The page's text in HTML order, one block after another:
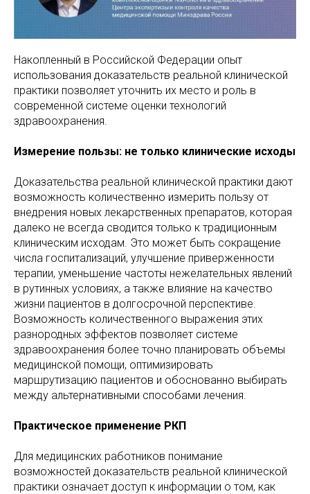
Накопленный в Российской Федерации опыт
использования доказательств реальной клинической
практики позволяет уточнить их место и роль в
современной системе оценки технологий
здравоохранения.
Измерение пользы: не только клинические исходы
Доказательства реальной клинической практики дают
возможность количественно измерить пользу от
внедрения новых лекарственных препаратов, которая
далеко не всегда сводится только к традиционным
клиническим исходам. Это может быть сокращение
числа госпитализаций, улучшение приверженности
терапии, уменьшение частоты нежелательных явлений
в рутинных условиях, а также влияние на качество
жизни пациентов в долгосрочной перспективе.
Возможность количественного выражения этих
разнородных эффектов позволяет системе
здравоохранения более точно планировать объемы
медицинской помощи, оптимизировать
маршрутизацию пациентов и обоснованно выбирать
между альтернативными способами лечения.
Практическое применение РКП
Для медицинских работников понимание
возможностей доказательств реальной клинической
практики означает доступ к информации о том, как